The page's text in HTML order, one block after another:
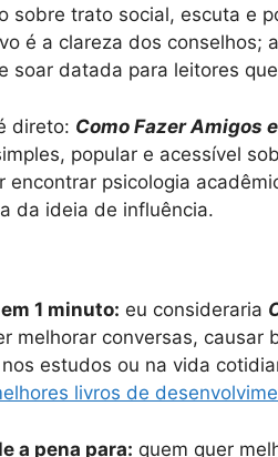
sobre trato social, escuta e
é a clareza dos conselhos;
soar datada para leitores
direto: Como Fazer Amigos
popular e acessível
encontrar psicologia
da ideia de influência.
1 minuto: eu consideraria
melhorar conversas, causar
estudos ou na vida
livros de
a pena para: quem quer